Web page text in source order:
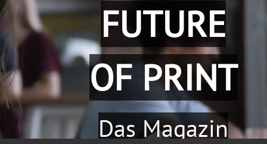
FUTURE
OF PRINT
Das Magazin